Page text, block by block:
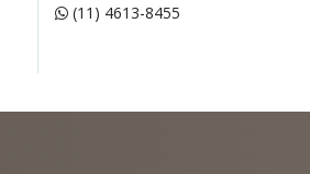
(11) 4613-8455